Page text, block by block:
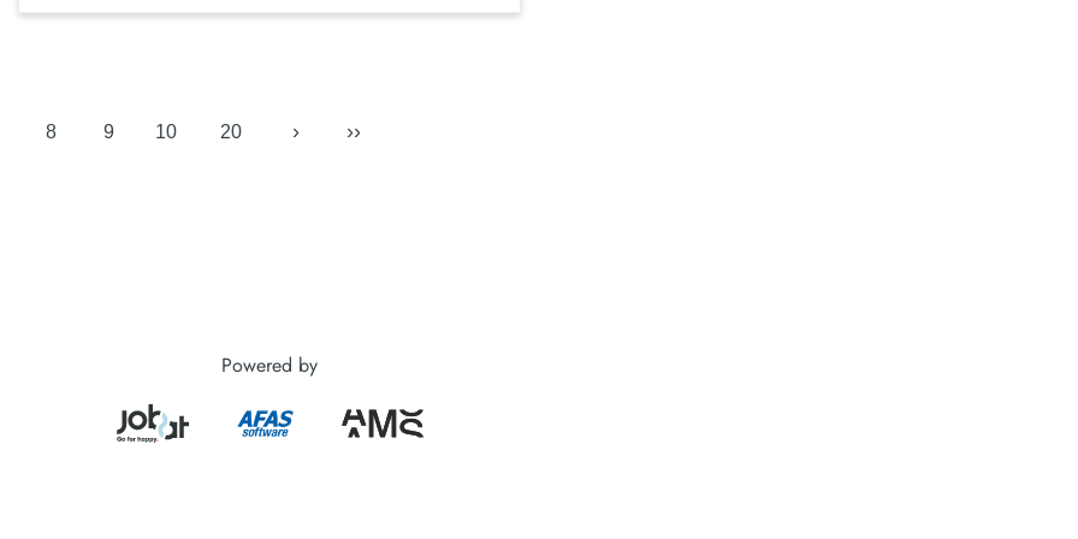
8 9 10 20 › ››
Powered by